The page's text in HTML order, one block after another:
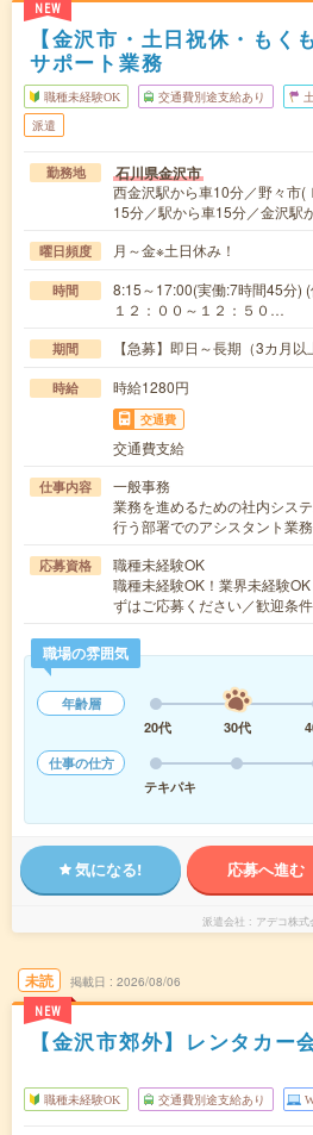
NEW
【金沢市・土日祝休・もく
サポート業務
職種未経験OK 交通費別途支給あり
派遣
勤務地 石川県金沢市
西金沢駅から車10分／野々市
15分／駅から車15分／金沢駅
曜日頻度 月～金※土日休み！
時間
8:15～17:00(実働:7時間45分)
１２：００～１２：５０…
期間 【急募】即日～長期（3カ月以
時給 時給1280円
交通費
交通費支給
仕事内容
一般事務
業務を進めるための社内シス
行う部署でのアシスタント業
応募資格
職種未経験OK
職種未経験OK！業界未経験
ずはご応募ください／歓迎条
職場の雰囲気
年齢層
20代
30代
仕事の仕方
テキパキ
気になる! 応募へ進む
派遣会社 アデコ株式
未読
NEW
掲載日 2026/08/06
【金沢市郊外】レンタカー
職種未経験OK 交通費別途支給あり